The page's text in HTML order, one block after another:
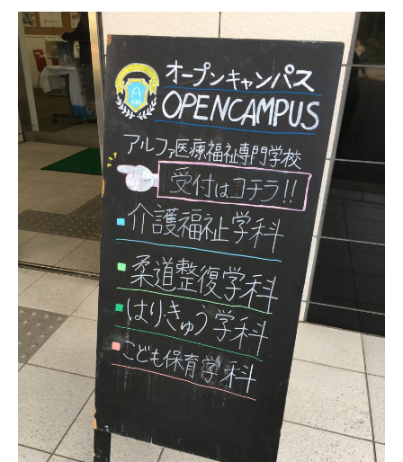
インターネット出願
教職員採用情報
その他
個人情報の取り扱いについて
1号館総合受付：〒194-0022 東京都町田市森野1-7-8
TEL：042-729-1026 (平日8時30分〜17時30分)